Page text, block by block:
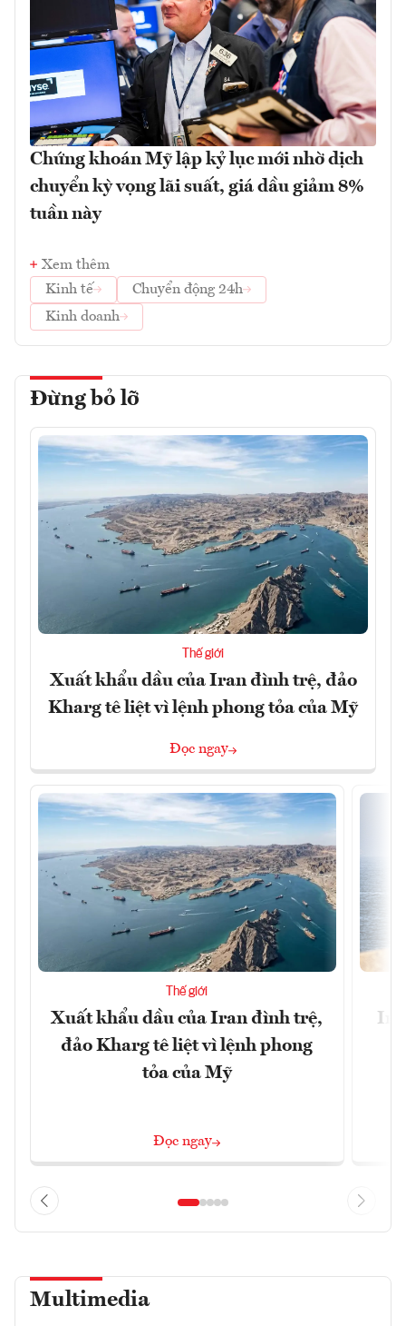
Chứng khoán Mỹ lập kỷ lục mới nhờ dịch
chuyển kỳ vọng lãi suất, giá dầu giảm 8%
tuần này
Xem thêm
Kinh tế
Chuyển động 24h
Kinh doanh
Đừng bỏ lỡ
Thế giới
Xuất khẩu dầu của Iran đình trệ, đảo
Kharg tê liệt vì lệnh phong tỏa của Mỹ
Đọc ngay
Thế giới
Xuất khẩu dầu của Iran đình trệ,
đảo Kharg tê liệt vì lệnh phong
tỏa của Mỹ
Đọc ngay
Multimedia